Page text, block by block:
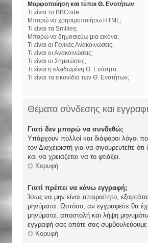
Μορφοποίηση και τύποι Θ. Ενοτήτων
Τι είναι το BBCode;
Μπορώ να χρησιμοποιήσω HTML;
Τι είναι τα Smilies;
Μπορώ να δημοσιεύω μια εικόνα;
Τι είναι οι Γενικές Ανακοινώσεις;
Τι είναι οι Ανακοινώσεις;
Τι είναι οι Σημειώσεις;
Τι είναι η κλειδωμένη Θ. Ενότητα;
Τι είναι τα εικονίδια των Θ. Ενοτήτων;
Θέματα σύνδεσης και
Γιατί δεν μπορώ να συνδεθώ;
Υπάρχουν πολλοί και διάφοροι λόγοι
τον Διαχειριστή για να σιγουρευτείτε
και να χρειάζεται να το φτιάξει.
Κορυφή
Γιατί πρέπει να κάνω εγγραφή;
Ίσως να μην είναι απαραίτητο,
μηνύματα. Ωστόσο, αν εγγραφείτε θα
μηνύματα, αποστολή και λήψη
εγγραφή σας οπότε σας συμβουλεύουμε
Κορυφή